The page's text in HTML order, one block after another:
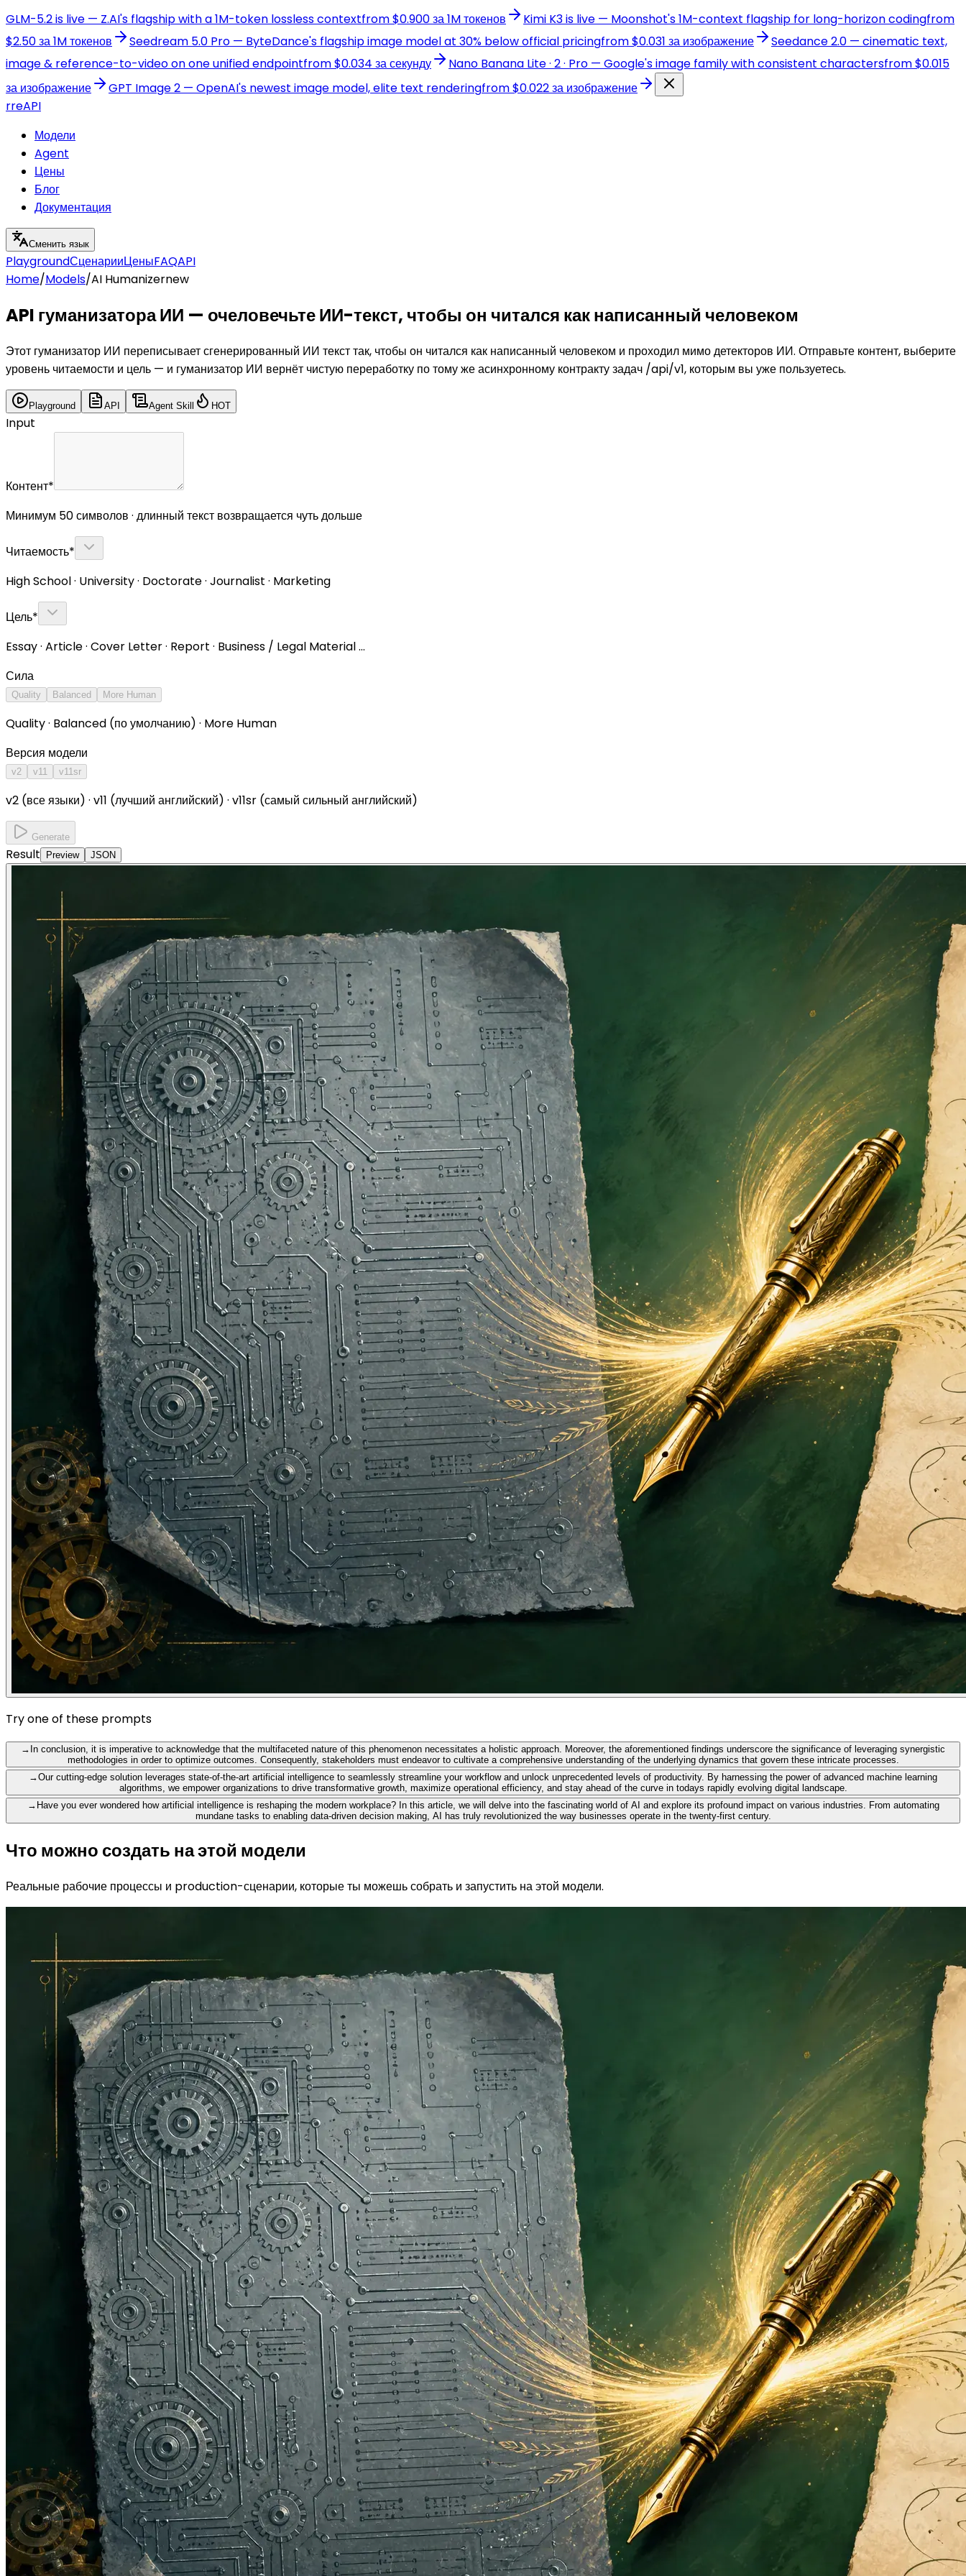
GLM-5.2 is live — Z.AI's flagship with a 1M-token lossless contextfrom $0.900 за 1M токенов Kimi K3 is live — Moonshot's 1M-context flagship for long-horizon codingfrom
$2.50 за 1M токенов
Seedream 5.0 Pro — ByteDance's flagship image model at 30% below official pricingfrom $0.031 за изображение
Seedance 2.0 — cinematic text,
image & reference-to-video on one unified endpointfrom $0.034 за секунду Nano Banana Lite · 2 · Pro — Google's image family with consistent charactersfrom $0.015
за изображение
GPT Image 2 — OpenAI's newest image model, elite text renderingfrom $0.022 за изображение
rreAPI
Модели
Agent
Цены
Блог
Документация
Сменить язык
PlaygroundСценарииЦеныFAQAPI
Home/Models/AI Humanizernew
API гуманизатора ИИ — очеловечьте ИИ-текст, чтобы он читался как написанный человеком
Этот гуманизатор ИИ переписывает сгенерированный ИИ текст так, чтобы он читался как написанный человеком и проходил мимо детекторов ИИ. Отправьте контент, выберите
уровень читаемости и цель — и гуманизатор ИИ вернёт чистую переработку по тому же асинхронному контракту задач /api/v1, которым вы уже пользуетесь.
Playground API Agent Skill HOT
Input
Контент*
Минимум 50 символов · длинный текст возвращается чуть дольше
Читаемость*
High School · University · Doctorate · Journalist · Marketing
Цель*
Essay · Article · Cover Letter · Report · Business / Legal Material …
Сила
Quality Balanced More Human
Quality · Balanced (по умолчанию) · More Human
Версия модели
v2 v11 v11sr
v2 (все языки) · v11 (лучший английский) · v11sr (самый сильный английский)
Generate
Result Preview JSON
Try one of these prompts
→ In conclusion, it is imperative to acknowledge that the multifaceted nature of this phenomenon necessitates a holistic approach. Moreover, the aforementioned findings underscore the significance of leveraging synergistic
methodologies in order to optimize outcomes. Consequently, stakeholders must endeavor to cultivate a comprehensive understanding of the underlying dynamics that govern these intricate processes.
→Our cutting-edge solution leverages state-of-the-art artificial intelligence to seamlessly streamline your workflow and unlock unprecedented levels of productivity. By harnessing the power of advanced machine learning
algorithms, we empower organizations to drive transformative growth, maximize operational efficiency, and stay ahead of the curve in todays rapidly evolving digital landscape.
→ Have you ever wondered how artificial intelligence is reshaping the modern workplace? In this article, we will delve into the fascinating world of AI and explore its profound impact on various industries. From automating
mundane tasks to enabling data-driven decision making, AI has truly revolutionized the way businesses operate in the twenty-first century.
Что можно создать на этой модели
Реальные рабочие процессы и production-сценарии, которые ты можешь собрать и запустить на этой модели.